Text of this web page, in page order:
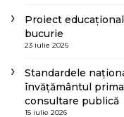
Proiect educațional
bucurie
23 iulie 2026
Standardele
învățământul
consultare publică
15 iulie 2026